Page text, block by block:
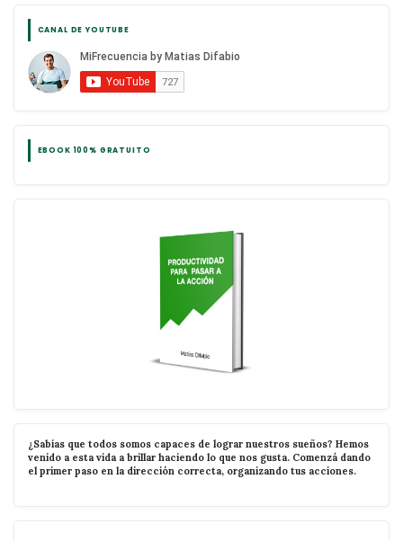
CANAL DE YOUTUBE
EBOOK 100% GRATUITO
¿Sabías que todos somos capaces de lograr nuestros sueños? Hemos
venido a esta vida a brillar haciendo lo que nos gusta. Comenzá dando
el primer paso en la dirección correcta, organizando tus acciones.